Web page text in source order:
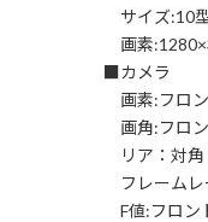
サイズ:10型
画素
■カメラ
画素:フロン
画角:フロン
リア：対角
フレームレ
F値:フロン